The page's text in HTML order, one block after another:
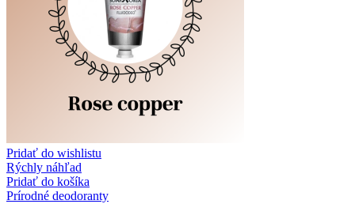
Pridať do wishlistu
Rýchly náhľad
Pridať do košíka
Prírodné deodoranty